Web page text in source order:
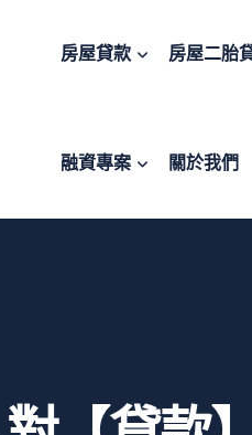
房屋貸款 房屋二胎
融資專案 關於我們